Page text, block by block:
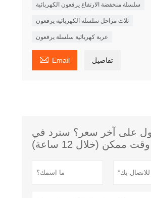
سلسلة منخفضة الارتفاع يرفعون الكهربائية
ثلاث مراحل سلسلة الكهربائية يرفعون
عربة كهربائية سلسلة يرفعون
 Email تفاصيل
على آخر سعر؟ سنرد في
ممكن (خلال 12 ساعة)